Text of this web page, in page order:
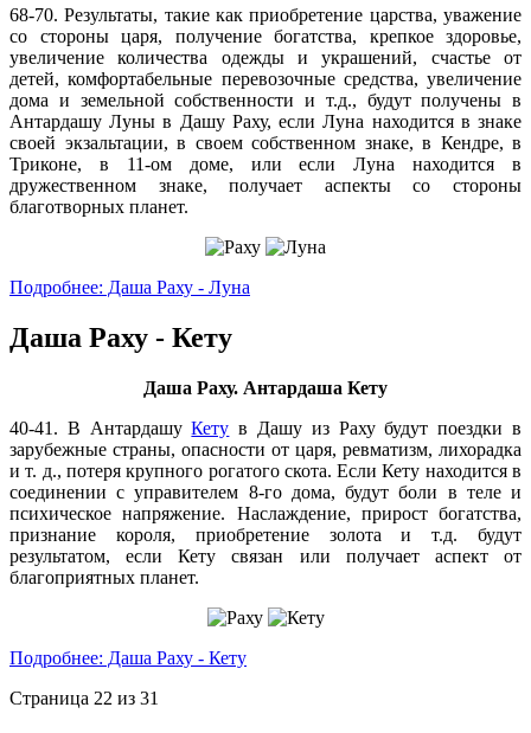
68-70. Результаты, такие как приобретение царства, уважение
со стороны царя, получение богатства, крепкое здоровье,
увеличение количества одежды и украшений, счастье от
детей, комфортабельные перевозочные средства, увеличение
дома и земельной собственности и т.д., будут получены в
Антардашу Луны в Дашу Раху, если Луна находится в знаке
своей экзальтации, в своем собственном знаке, в Кендре, в
Триконе, в 11-ом доме, или если Луна находится в
дружественном знаке, получает аспекты со стороны
благотворных планет.
Подробнее: Даша Раху - Луна
Даша Раху - Кету
Даша Раху. Антардаша Кету
40-41. В АнтардашуКету в Дашу из Раху будут поездки в
зарубежные страны, опасности от царя, ревматизм, лихорадка
и т. д., потеря крупного рогатого скота. Если Кету находится в
соединении с управителем 8-го дома, будут боли в теле и
психическое напряжение. Наслаждение, прирост богатства,
признание короля, приобретение золота и т.д. будут
результатом, если Кету связан или получает аспект от
благоприятных планет.
Подробнее: Даша Раху - Кету
Страница 22 из 31